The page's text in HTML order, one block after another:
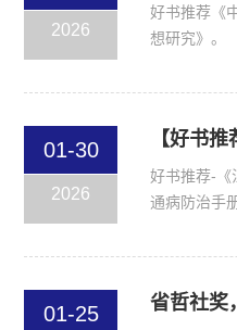
2026
好书推荐《
想研究》。
01-30
2026
好书推荐-《
通病防治手
01-25 省哲社奖